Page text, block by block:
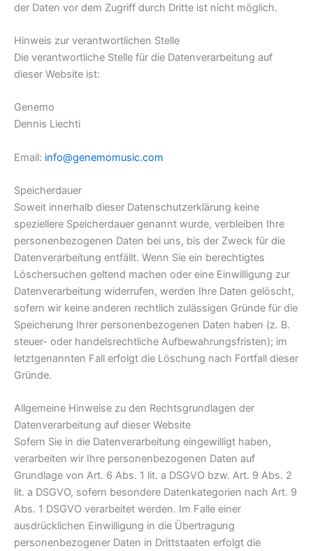
der Daten vor dem Zugriff durch Dritte ist nicht möglich.
Hinweis zur verantwortlichen Stelle
Die verantwortliche Stelle für die Datenverarbeitung auf
dieser Website ist:
Genemo
Dennis Liechti
Email: info@genemomusic.com
Speicherdauer
Soweit innerhalb dieser Datenschutzerklärung keine
speziellere Speicherdauer genannt wurde, verbleiben Ihre
personenbezogenen Daten bei uns, bis der Zweck für die
Datenverarbeitung entfällt. Wenn Sie ein berechtigtes
Löschersuchen geltend machen oder eine Einwilligung zur
Datenverarbeitung widerrufen, werden Ihre Daten gelöscht,
sofern wir keine anderen rechtlich zulässigen Gründe für die
Speicherung Ihrer personenbezogenen Daten haben (z. B.
steuer- oder handelsrechtliche Aufbewahrungsfristen); im
letztgenannten Fall erfolgt die Löschung nach Fortfall dieser
Gründe.
Allgemeine Hinweise zu den Rechtsgrundlagen der
Datenverarbeitung auf dieser Website
Sofern Sie in die Datenverarbeitung eingewilligt haben,
verarbeiten wir Ihre personenbezogenen Daten auf
Grundlage von Art. 6 Abs. 1 lit. a DSGVO bzw. Art. 9 Abs. 2
lit. a DSGVO, sofern besondere Datenkategorien nach Art. 9
Abs. 1 DSGVO verarbeitet werden. Im Falle einer
ausdrücklichen Einwilligung in die Übertragung
personenbezogener Daten in Drittstaaten erfolgt die